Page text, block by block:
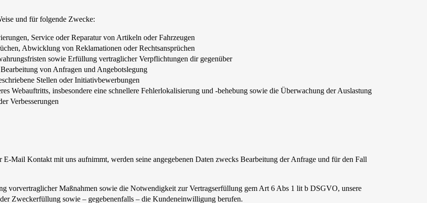
und für folgende Zwecke:
Service oder Reparatur von Artikeln oder Fahrzeugen
Abwicklung von Reklamationen oder Rechtsansprüchen
sowie Erfüllung vertraglicher Verpflichtungen dir gegenüber
von Anfragen und Angebotslegung
Stellen oder Initiativbewerbungen
Webauftritts, insbesondere eine schnellere Fehlerlokalisierung und -behebung sowie die Überwachung der Auslastung
Verbesserungen
Mail Kontakt mit uns aufnimmt, werden seine angegebenen Daten zwecks Bearbeitung der Anfrage und für den Fall
vorvertraglicher Maßnahmen sowie die Notwendigkeit zur Vertragserfüllung gem Art 6 Abs 1 lit b DSGVO, unsere
Zweckerfüllung sowie – gegebenenfalls – die Kundeneinwilligung berufen.